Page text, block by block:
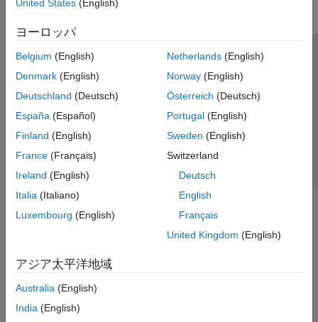
United States (English)
ヨーロッパ
Belgium (English)
Denmark (English)
Deutschland (Deutsch)
España (Español)
Finland (English)
France (Français)
Ireland (English)
Italia (Italiano)
Luxembourg (English)
Netherlands(English)
Norway(English)
Österreich (Deutsch)
Portugal(English)
Sweden (English)
Switzerland
Deutsch
English
Français
United Kingdom (English)
アジア太平洋地域
Australia (English)
India (English)
トラストセンター
プライバシー ポリシー
違法コピー防止
アプリケーション ステータス
© 1994-2026 The MathWorks, Inc.